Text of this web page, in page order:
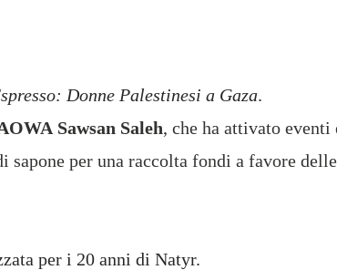
Donne Palestinesi a Gaza.
Sawsan Saleh, che ha attivato eventi
per una raccolta fondi a favore
per i 20 anni di Natyr.